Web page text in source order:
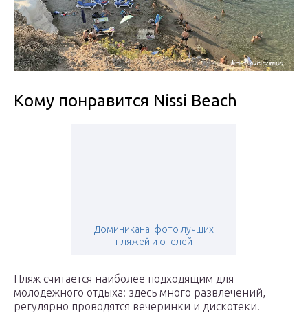
Кому понравится Nissi Beach
Доминикана: фото лучших
пляжей и отелей
Пляж считается наиболее подходящим для
молодежного отдыха: здесь много развлечений,
регулярно проводятся вечеринки и дискотеки.